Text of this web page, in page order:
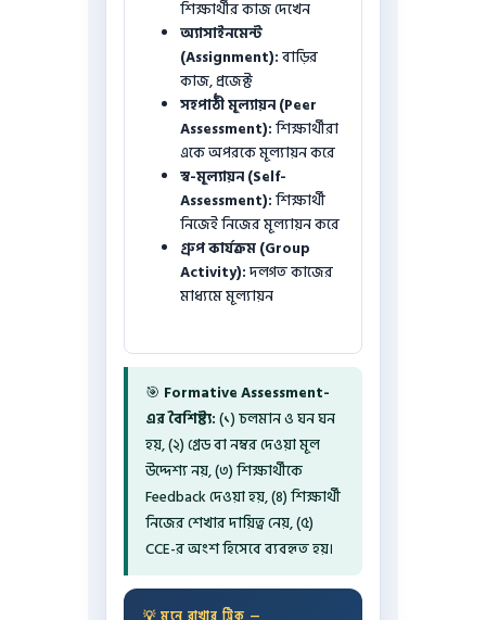
শিক্ষার্থীর কাজ দেখেন
অ্যাসাইনমেন্ট
(Assignment):বাড়ির
কাজ, প্রজেক্ট
সহপাঠী মূল্যায়ন (Peer
Assessment):শিক্ষার্থীরা
একে অপরকে মূল্যায়ন করে
স্ব-মূল্যায়ন (Self-
Assessment):শিক্ষার্থী
নিজেই নিজের মূল্যায়ন করে
গ্রুপ কার্যক্রম (Group
Activity):দলগত কাজের
মাধ্যমে মূল্যায়ন
🎯 Formative Assessment-
এর বৈশিষ্ট্য:(১) চলমান ও ঘন ঘন
হয়, (২) গ্রেড বা নম্বর দেওয়া মূল
উদ্দেশ্য নয়, (৩) শিক্ষার্থীকে
Feedback দেওয়া হয়, (৪) শিক্ষার্থী
নিজের শেখার দায়িত্ব নেয়, (৫)
CCE-র অংশ হিসেবে ব্যবহৃত হয়।